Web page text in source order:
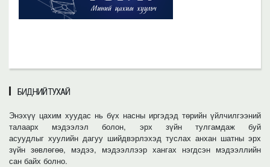
БИДНИЙ ТУХАЙ
Энэхүү цахим хуудас нь бүх насны иргэдэд төрийн үйлчилгээний
талаарх мэдээлэл болон, эрх зүйн тулгамдаж буй
асуудлыг хуулийн дагуу шийдвэрлэхэд туслах анхан шатны эрх
зүйн зөвлөгөө, мэдээ, мэдээллээр хангах нэгдсэн мэдээллийн
сан байх болно.